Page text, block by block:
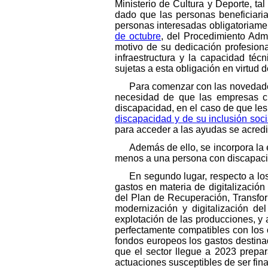
Ministerio de Cultura y Deporte,
dado que las personas
personas interesadas
de octubre, del Procedimiento
motivo de su dedicación
infraestructura y la capacidad
sujetas a esta obligación en virtud
Para comenzar con las
necesidad de que las empresas
discapacidad, en el caso de que
discapacidad y de su inclusión
para acceder a las ayudas se
Además de ello, se incorpora la
menos a una persona con
En segundo lugar, respecto a
gastos en materia de
del Plan de Recuperación,
modernización y digitalización
explotación de las producciones,
perfectamente compatibles con
fondos europeos los gastos
que el sector llegue a 2023
actuaciones susceptibles de ser